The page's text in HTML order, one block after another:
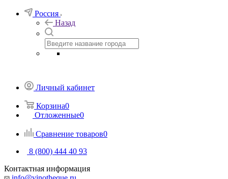
Россия
Назад
Личный кабинет
Корзина0
Отложенные0
Сравнение товаров0
8 (800) 444 40 93
Контактная информация